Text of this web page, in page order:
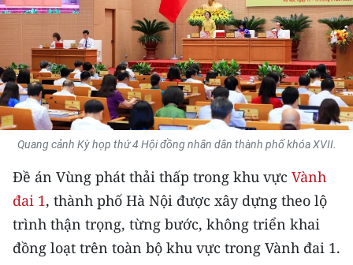
Y TẾ
KHOA HỌC - CÔNG NGHỆ
MÔI TRƯỜNG
BẠN ĐỌC
TRI THỨC CHUYÊN SÂU
54 DÂN TỘC VIỆT NAM
Quang cảnh Kỳ họp thứ 4 Hội đồng nhân dân thành phố khóa XVII.
Đề án Vùng phát thải thấp trong khu vực Vành
đai 1, thành phố Hà Nội được xây dựng theo lộ
trình thận trọng, từng bước, không triển khai
đồng loạt trên toàn bộ khu vực trong Vành đai 1.